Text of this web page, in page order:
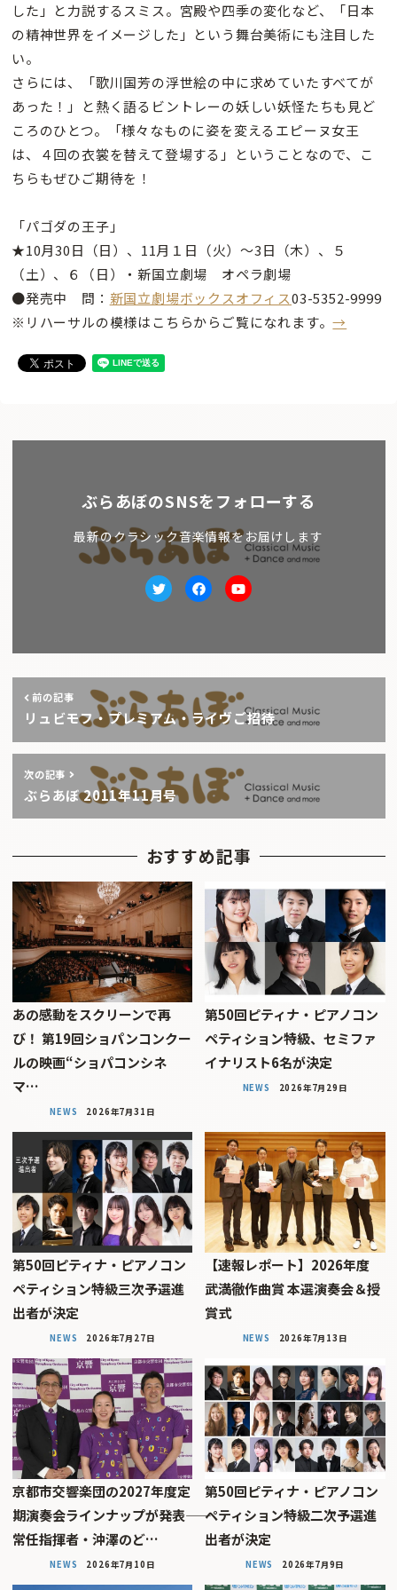
した」と力説するスミス。宮殿や四季の変化など、「日本
の精神世界をイメージした」という舞台美術にも注目した
い。
さらには、「歌川国芳の浮世絵の中に求めていたすべてが
あった！」と熱く語るビントレーの妖しい妖怪たちも見ど
ころのひとつ。「様々なものに姿を変えるエピーヌ女王
は、４回の衣裳を替えて登場する」ということなので、こ
ちらもぜひご期待を！
「パゴダの王子」
★10月30日（日）、11月１日（火）〜3日（木）、５
（土）、６（日）・新国立劇場 オペラ劇場
●発売中 問： 新国立劇場ボックスオフィス03-5352-9999
※リハーサルの模様はこちらからご覧になれます。→
ぶらあぼのSNSをフォローする
最新のクラシック音楽情報をお届けします
TwitterfacebookYoutube
前の記事
リュビモフ・プレミアム・ライヴご招待
次の記事
ぶらあぼ 2011年11月号
おすすめ記事
あの感動をスクリーンで再
び！ 第19回ショパンコンクー
ルの映画“ショパコンシネ
マ…
NEWS 2026年7月31日
第50回ピティナ・ピアノコン
ペティション特級、セミファ
イナリスト6名が決定
NEWS 2026年7月29日
第50回ピティナ・ピアノコン
ペティション特級三次予選進
出者が決定
NEWS 2026年7月27日
【速報レポート】2026年度
武満徹作曲賞 本選演奏会＆授
賞式
NEWS 2026年7月13日
京都市交響楽団の2027年度定
期演奏会ラインナップが発表――
常任指揮者・沖澤のど…
NEWS 2026年7月10日
第50回ピティナ・ピアノコン
ペティション特級二次予選進
出者が決定
NEWS 2026年7月9日